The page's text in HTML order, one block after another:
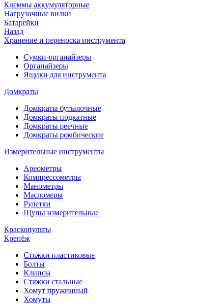
Клеммы аккумуляторные
Нагрузочные вилки
Батарейки
Назад
Хранение и переноска инструмента
Сумки-органайзеры
Органайзеры
Ящики для инструмента
Домкраты
Домкраты бутылочные
Домкраты подкатные
Домкраты реечные
Домкраты ромбические
Измерительные инструменты
Ареометры
Компрессометры
Манометры
Масломеры
Рулетки
Щупы измерительные
Краскопульты
Крепёж
Стяжки пластиковые
Болты
Клипсы
Стяжки стальные
Хомут пружинный
Хомуты